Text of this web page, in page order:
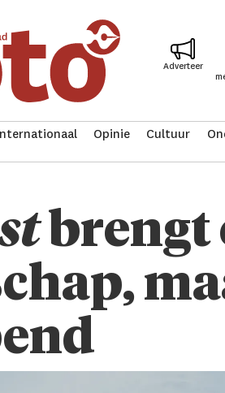
Adverteer
Opinie Cultuur
brengt